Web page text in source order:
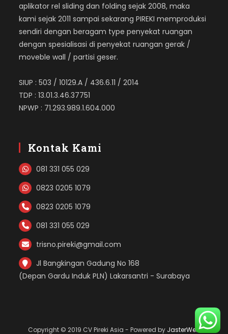
aplikator rel sliding dan folding sejak 2008, maka
kami sejak 2011 sampai sekarang PIREKI memproduksi
sendiri dengan beragam type penyekat ruangan
dengan spesialisasi di penyekat ruangan gerak /
moveble wall / partisi geser.
SIUP : 503 / 10129.A / 436.6.11 / 2014
TDP : 13.01.3.46.37751
NPWP : 71.293.989.1.604.000
Kontak Kami
081 331 055 029
0823 0205 1079
0823 0205 1079
081 331 055 029
trisno.pireki@gmail.com
Jl Bangkingan Gadung No 168
(Depan Gardu Induk PLN) Lakarsantri - Surabaya
Copyright © 2019 CV Pireki Asia - Powered by JasterWeb